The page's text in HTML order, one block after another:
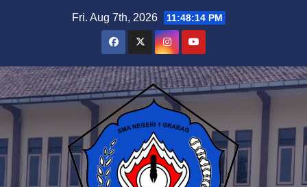
Fri. Aug 7th, 2026 11:48:14 PM